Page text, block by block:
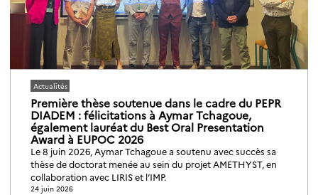
Actualités
Première thèse soutenue dans le cadre du PEPR
DIADEM : félicitations à Aymar Tchagoue,
également lauréat du Best Oral Presentation
Award à EUPOC 2026
Le 8 juin 2026, Aymar Tchagoue a soutenu avec succès sa
thèse de doctorat menée au sein du projet AMETHYST, en
collaboration avec LIRIS et l’IMP.
24 juin 2026